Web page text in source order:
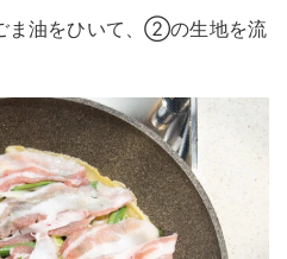
油をひいて、②の生地を流